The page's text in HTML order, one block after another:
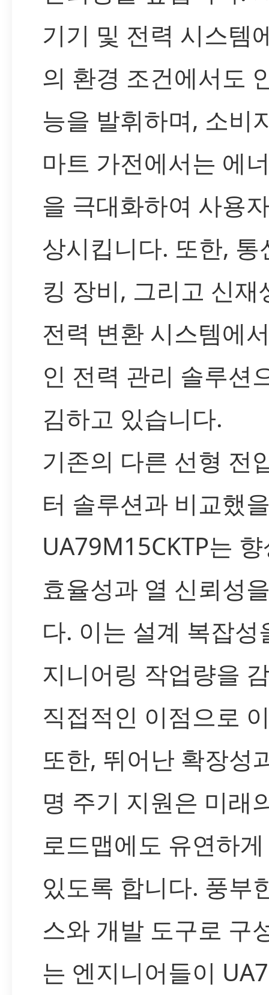
기기 및 전력 시스템
의 환경 조건에서도
능을 발휘하며, 소비
마트 가전에서는 에
을 극대화하여 사용
상시킵니다. 또한, 통
킹 장비, 그리고 신재
전력 변환 시스템에
인 전력 관리 솔루션
김하고 있습니다.
기존의 다른 선형 전
터 솔루션과 비교했
UA79M15CKTP는
효율성과 열 신뢰성
다. 이는 설계 복잡성
지니어링 작업량을
직접적인 이점으로
또한, 뛰어난 확장성
명 주기 지원은 미래
로드맵에도 유연하
있도록 합니다. 풍부
스와 개발 도구로 구
는 엔지니어들이